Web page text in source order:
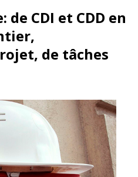
CDI et CDD en
de tâches